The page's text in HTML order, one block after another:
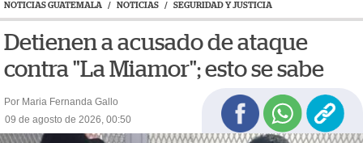
NOTICIAS GUATEMALA / NOTICIAS / SEGURIDAD Y JUSTICIA
Detienen a acusado de ataque
contra "La Miamor"; esto se sabe
Por Maria Fernanda Gallo
09 de agosto de 2026, 00:50